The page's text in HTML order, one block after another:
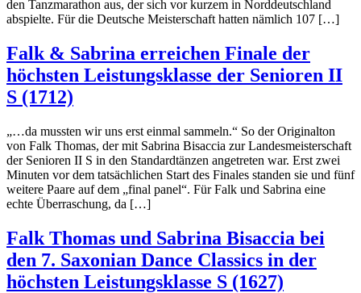
den Tanzmarathon aus, der sich vor kurzem in Norddeutschland
abspielte. Für die Deutsche Meisterschaft hatten nämlich 107 […]
Falk & Sabrina erreichen Finale der
höchsten Leistungsklasse der Senioren II
S (1712)
„…da mussten wir uns erst einmal sammeln.“ So der Originalton
von Falk Thomas, der mit Sabrina Bisaccia zur Landesmeisterschaft
der Senioren II S in den Standardtänzen angetreten war. Erst zwei
Minuten vor dem tatsächlichen Start des Finales standen sie und fünf
weitere Paare auf dem „final panel“. Für Falk und Sabrina eine
echte Überraschung, da […]
Falk Thomas und Sabrina Bisaccia bei
den 7. Saxonian Dance Classics in der
höchsten Leistungsklasse S (1627)